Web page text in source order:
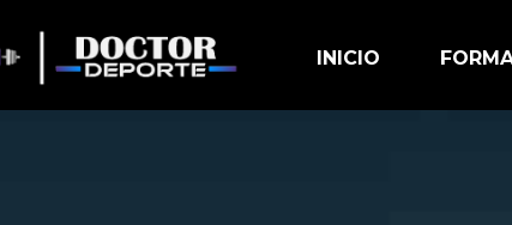
INICIO